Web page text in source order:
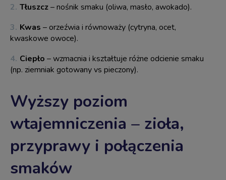
Tłuszcz– nośnik smaku (oliwa, masło, awokado).
Kwas – orzeźwia i równoważy (cytryna, ocet,
kwaskowe owoce).
Ciepło – wzmacnia i kształtuje różne odcienie smaku
(np. ziemniak gotowany vs pieczony).
Wyższy poziom
wtajemniczenia – zioła,
przyprawy i połączenia
smaków